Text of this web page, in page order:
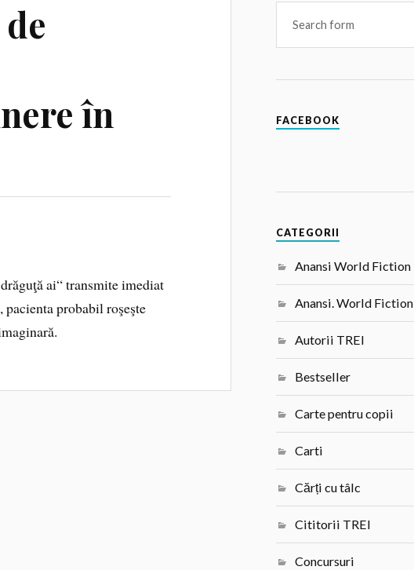
în
ai“ transmite imediat
probabil roşeşte
FACEBOOK
CATEGORII
Anansi World Fiction
Anansi. World Fiction
Autorii TREI
Bestseller
Carte pentru copii
Carti
Cărți cu tâlc
Cititorii TREI
Concursuri